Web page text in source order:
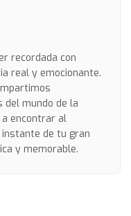
recordada con
real y emocionante.
del mundo de la
encontrar al
de tu gran
y memorable.